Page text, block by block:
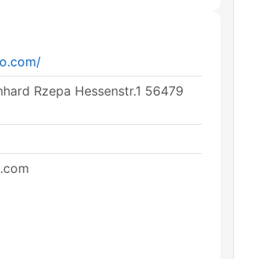
Rzepa Hessenstr.1 56479